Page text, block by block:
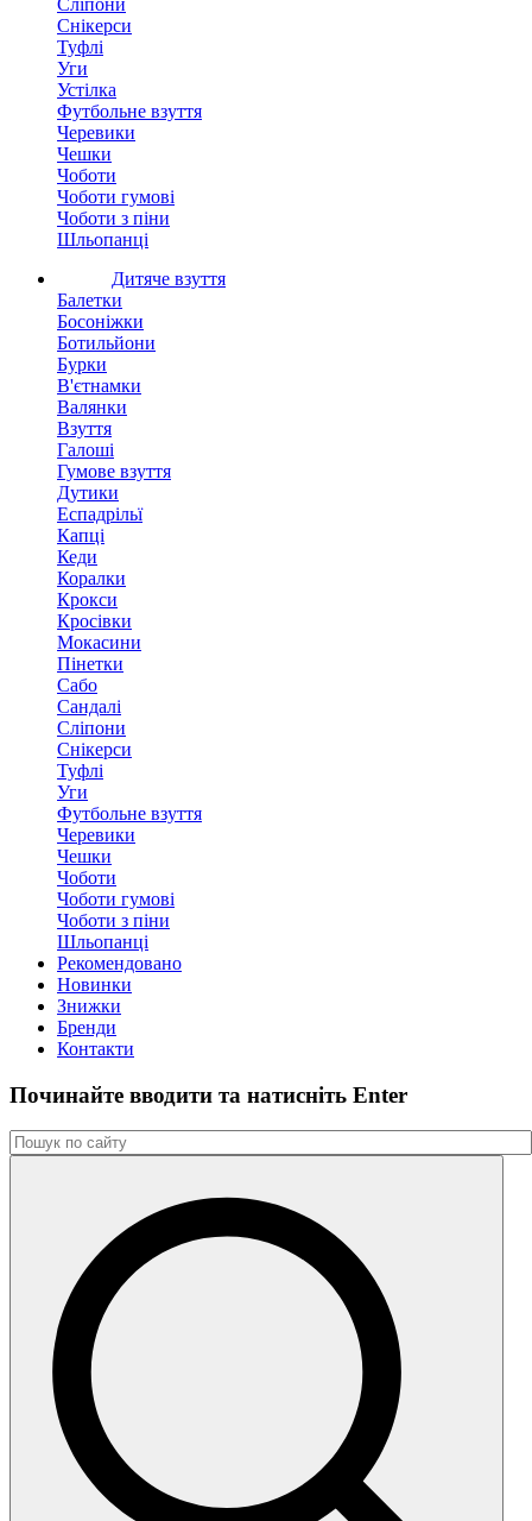
Сліпони
Снікерси
Туфлі
Уги
Устілка
Футбольне взуття
Черевики
Чешки
Чоботи
Чоботи гумові
Чоботи з піни
Шльопанці
Дитяче взуття
Балетки
Босоніжки
Ботильйони
Бурки
В'єтнамки
Валянки
Взуття
Галоші
Гумове взуття
Дутики
Еспадрільї
Капці
Кеди
Коралки
Крокси
Кросівки
Мокасини
Пінетки
Сабо
Сандалі
Сліпони
Снікерси
Туфлі
Уги
Футбольне взуття
Черевики
Чешки
Чоботи
Чоботи гумові
Чоботи з піни
Шльопанці
Рекомендовано
Новинки
Знижки
Бренди
Контакти
Починайте вводити та натиснiть Enter